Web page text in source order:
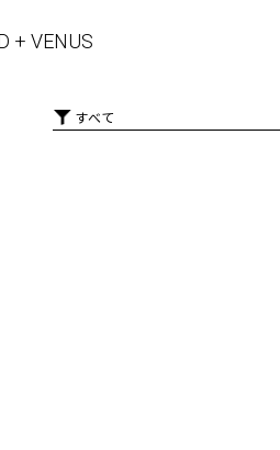
+ VENUS